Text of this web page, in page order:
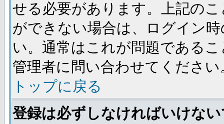
せる必要があります。上記の
ができない場合は、ログイン
い。通常はこれが問題である
管理者に問い合わせてください
トップに戻る
登録は必ずしなければいけな